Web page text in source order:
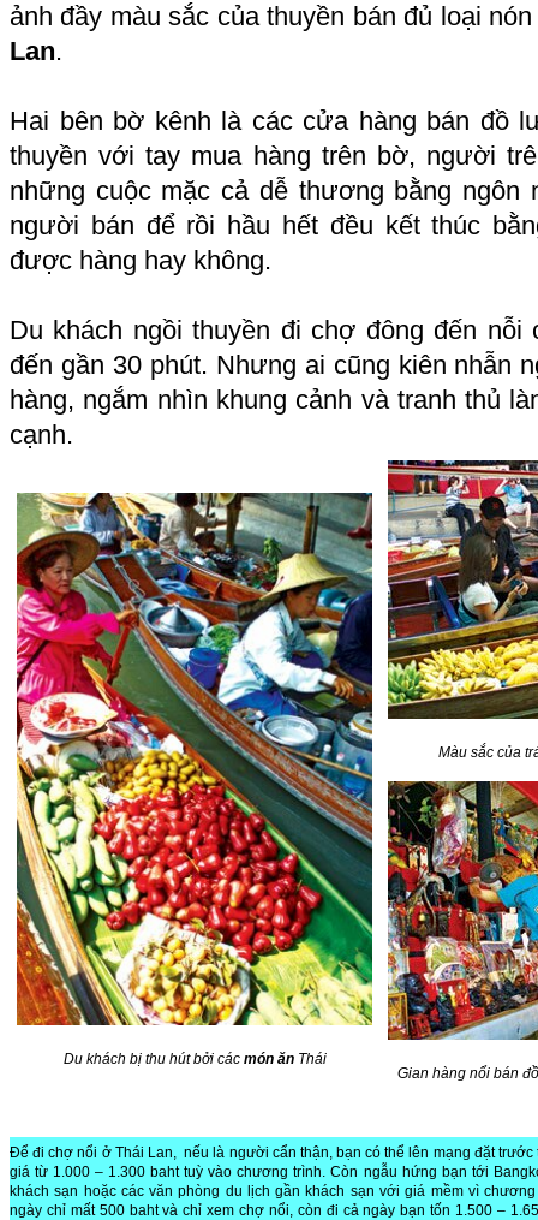
ảnh đầy màu sắc của thuyền bán đủ loại
Lan.
Hai bên bờ kênh là các cửa hàng bán đồ
thuyền với tay mua hàng trên bờ, người
những cuộc mặc cả dễ thương bằng ngôn
người bán để rồi hầu hết đều kết thúc
được hàng hay không.
Du khách ngồi thuyền đi chợ đông đến
đến gần 30 phút. Nhưng ai cũng kiên nhẫn
hàng, ngắm nhìn khung cảnh và tranh thủ
cạnh.
Du khách bị thu hút bởi các món ănThái
Màu sắc của
Gian hàng nổi bán
Để đi chợ nổi ở Thái Lan, nếu là người cẩn thận, bạn có thể lên mạng đặt trước
giá từ 1.000 – 1.300 baht tuỳ vào chương trình. Còn ngẫu hứng bạn tới
khách sạn hoặc các văn phòng du lịch gần khách sạn với giá mềm vì
ngày chỉ mất 500 baht và chỉ xem chợ nổi, còn đi cả ngày bạn tốn 1.500 –